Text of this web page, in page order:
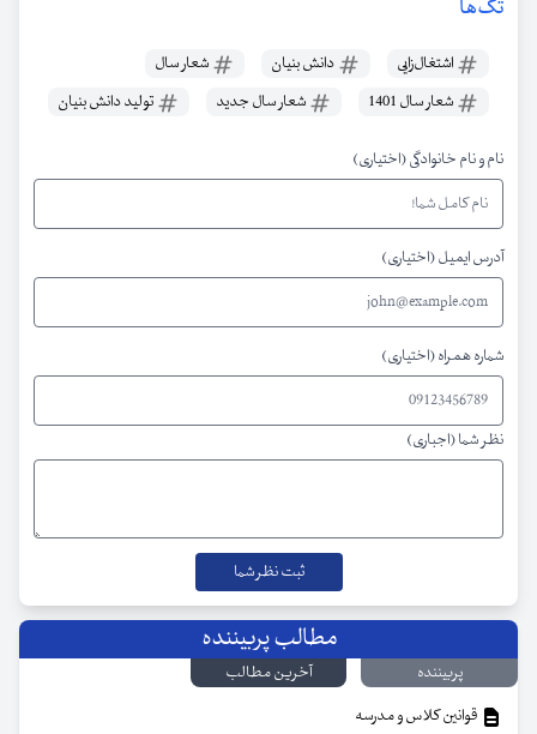
تگ‌ها
اشتغال‌زایی دانش بنیان
شعار سال
شعار سال 1401
شعار سال جدید تولید دانش بنیان
نام و نام خانوادگی (اختیاری)
آدرس ایمیل (اختیاری)
شماره همراه (اختیاری)
نظر شما (اجباری)
مطالب پربیننده
پربیننده
آخرین مطالب
قوانین کلاس و مدرسه